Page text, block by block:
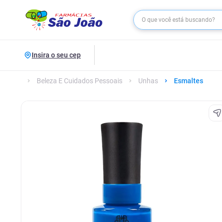
Insira o seu cep
Beleza E Cuidados Pessoais Unhas Esmaltes